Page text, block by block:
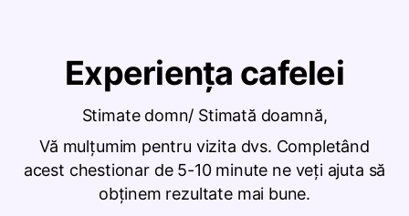
Experiența cafelei
Stimate domn/ Stimată doamnă,
Vă mulțumim pentru vizita dvs. Completând
acest chestionar de 5-10 minute ne veți ajuta să
obținem rezultate mai bune.